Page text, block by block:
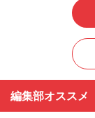
編集部オススメ